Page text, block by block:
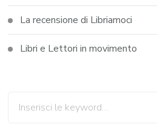
La recensione di Libriamoci
Libri e Lettori in movimento